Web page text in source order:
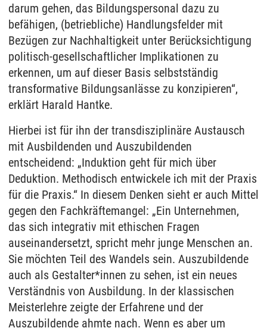
darum gehen, das Bildungspersonal dazu zu
befähigen, (betriebliche) Handlungsfelder mit
Bezügen zur Nachhaltigkeit unter Berücksichtigung
politisch-gesellschaftlicher Implikationen zu
erkennen, um auf dieser Basis selbstständig
transformative Bildungsanlässe zu konzipieren“,
erklärt Harald Hantke.
Hierbei ist für ihn der transdisziplinäre Austausch
mit Ausbildenden und Auszubildenden
entscheidend: „Induktion geht für mich über
Deduktion. Methodisch entwickele ich mit der Praxis
für die Praxis.“ In diesem Denken sieht er auch Mittel
gegen den Fachkräftemangel: „Ein Unternehmen,
das sich integrativ mit ethischen Fragen
auseinandersetzt, spricht mehr junge Menschen an.
Sie möchten Teil des Wandels sein. Auszubildende
auch als Gestalter*innen zu sehen, ist ein neues
Verständnis von Ausbildung. In der klassischen
Meisterlehre zeigte der Erfahrene und der
Auszubildende ahmte nach. Wenn es aber um